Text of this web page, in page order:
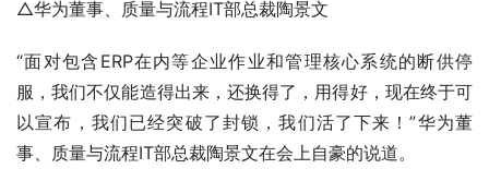
△华为董事、质量与流程IT部总裁陶景文
“面对包含ERP在内等企业作业和管理核心系统的断供停
服，我们不仅能造得出来，还换得了，用得好，现在终于可
以宣布，我们已经突破了封锁，我们活了下来！”华为董
事、质量与流程IT部总裁陶景文在会上自豪的说道。